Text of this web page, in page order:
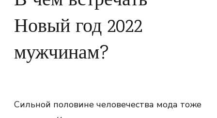
Новый год 2022
мужчинам?
Сильной половине человечества мода тоже